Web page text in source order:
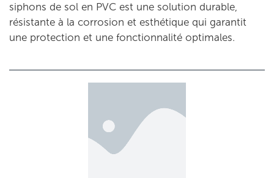
siphons de sol en PVC est une solution durable,
résistante à la corrosion et esthétique qui garantit
une protection et une fonctionnalité optimales.